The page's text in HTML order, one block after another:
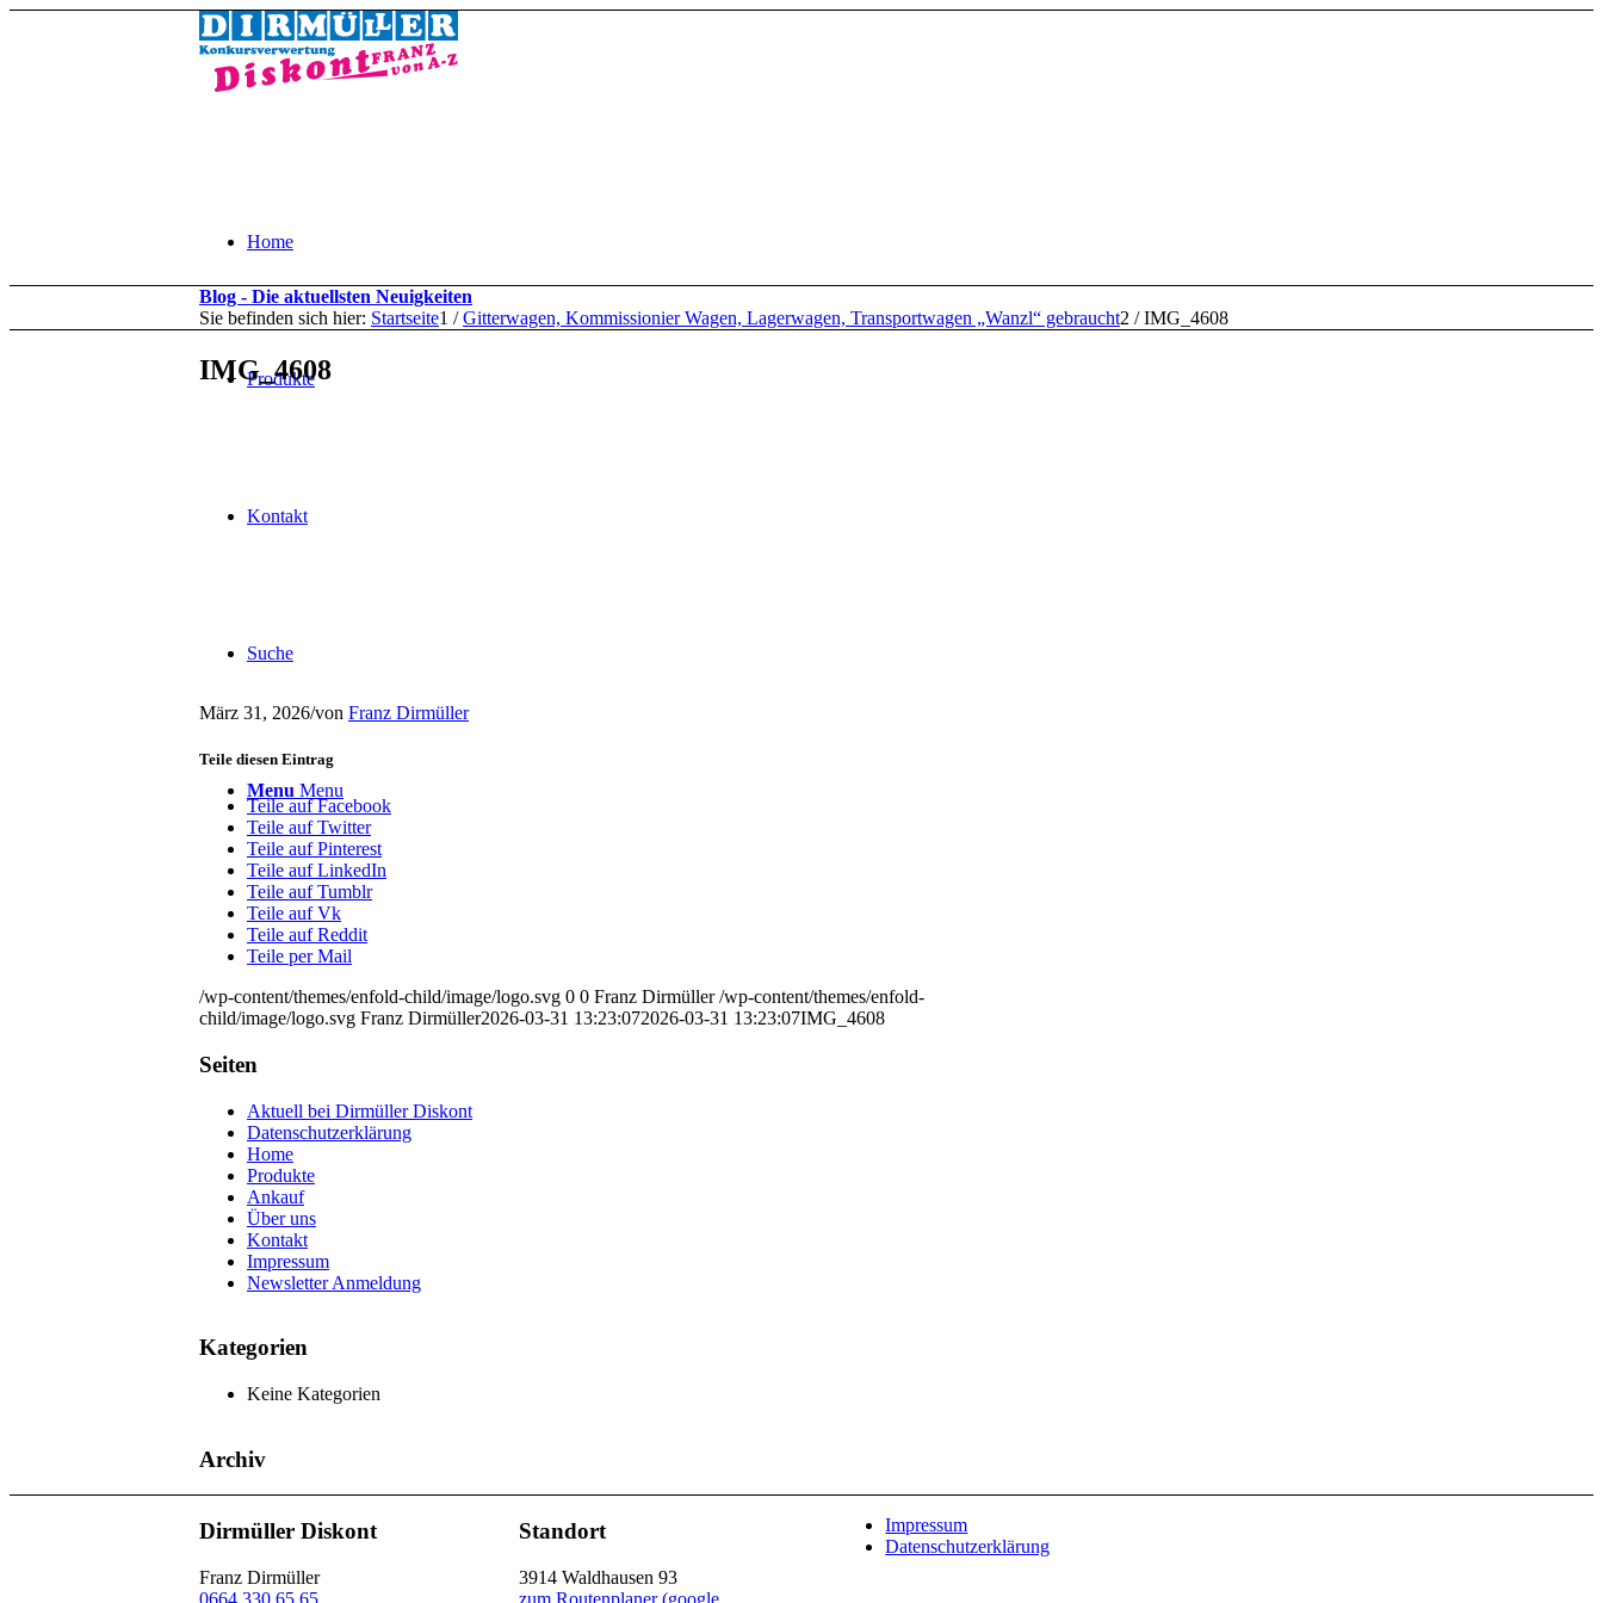
Home
Produkte
Kontakt
Suche
Menu Menu
Blog - Die aktuellsten Neuigkeiten
Sie befinden sich hier: Startseite1 / Gitterwagen, Kommissionier Wagen, Lagerwagen, Transportwagen „Wanzl“ gebraucht2 / IMG_4608
IMG_4608
März 31, 2026/von Franz Dirmüller
Teile diesen Eintrag
Teile auf Facebook
Teile auf Twitter
Teile auf Pinterest
Teile auf LinkedIn
Teile auf Tumblr
Teile auf Vk
Teile auf Reddit
Teile per Mail
/wp-content/themes/enfold-child/image/logo.svg 0 0 Franz Dirmüller /wp-content/themes/enfold-
child/image/logo.svg Franz Dirmüller2026-03-31 13:23:072026-03-31 13:23:07IMG_4608
Seiten
Aktuell bei Dirmüller Diskont
Datenschutzerklärung
Home
Produkte
Ankauf
Über uns
Kontakt
Impressum
Newsletter Anmeldung
Kategorien
Keine Kategorien
Archiv
Dirmüller Diskont
Franz Dirmüller
0664 330 65 65
Standort
3914 Waldhausen 93
zum Routenplaner (google
Impressum
Datenschutzerklärung